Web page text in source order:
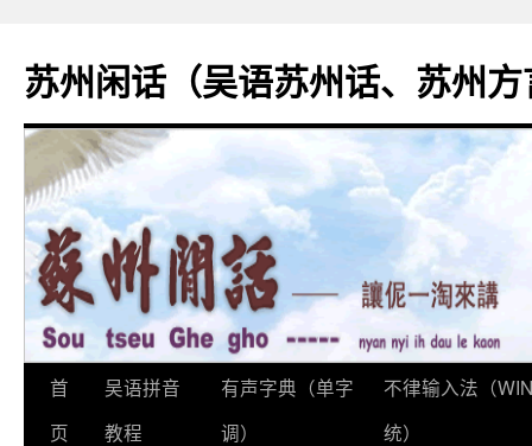
苏州闲话（吴语苏州话、苏州
跳
至
首
页
吴语拼音
教程
有声字典（单字
调）
不律输入法（
统）